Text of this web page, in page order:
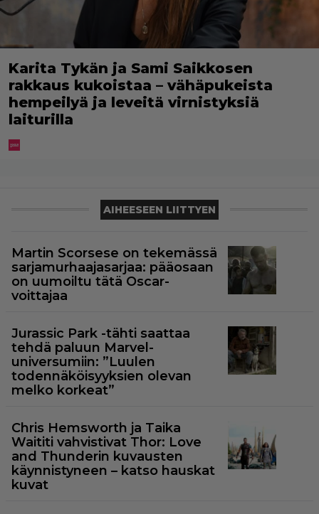
Karita Tykän ja Sami Saikkosen
rakkaus kukoistaa – vähäpukeista
hempeilyä ja leveitä virnistyksiä
laiturilla
AIHEESEEN LIITTYEN
Martin Scorsese on tekemässä
sarjamurhaajasarjaa: pääosaan
on uumoiltu tätä Oscar-
voittajaa
Jurassic Park -tähti saattaa
tehdä paluun Marvel-
universumiin: ”Luulen
todennäköisyyksien olevan
melko korkeat”
Chris Hemsworth ja Taika
Waititi vahvistivat Thor: Love
and Thunderin kuvausten
käynnistyneen – katso hauskat
kuvat